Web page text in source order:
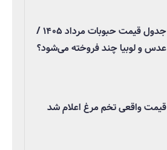
جدول قیمت حبوبات مرداد ۱۴۰۵ /
عدس و لوبیا چند فروخته می‌شود؟
قیمت واقعی تخم مرغ اعلام شد